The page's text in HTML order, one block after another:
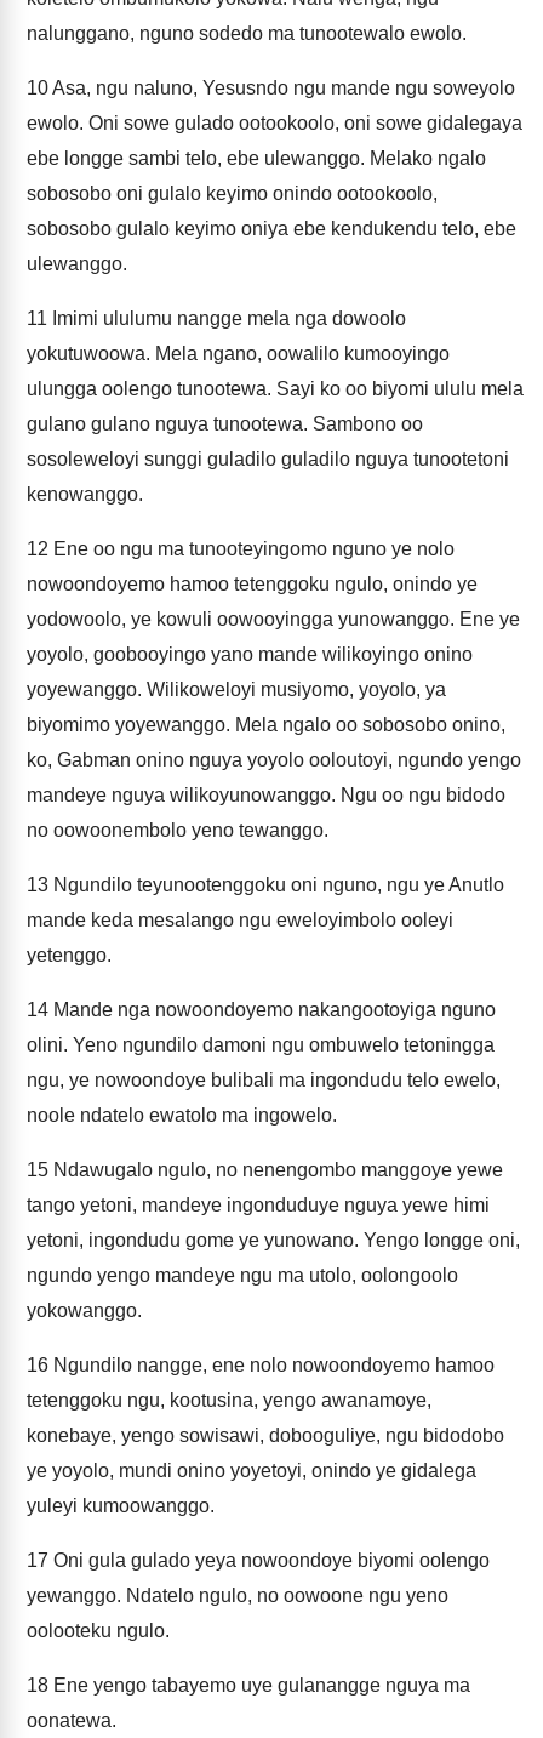
nalunggano, nguno sodedo ma tunootewalo ewolo.
10Asa, ngu naluno, Yesusndo ngu mande ngu soweyolo
ewolo. Oni sowe gulado ootookoolo, oni sowe gidalegaya
ebe longge sambi telo, ebe ulewanggo. Melako ngalo
sobosobo oni gulalo keyimo onindo ootookoolo,
sobosobo gulalo keyimo oniya ebe kendukendu telo, ebe
ulewanggo.
11 Imimi ululumu nangge mela nga dowoolo
yokutuwoowa. Mela ngano, oowalilo kumooyingo
ulungga oolengo tunootewa. Sayi ko oo biyomi ululu mela
gulano gulano nguya tunootewa. Sambono oo
sosoleweloyi sunggi guladilo guladilo nguya tunootetoni
kenowanggo.
12 Ene oo ngu ma tunooteyingomo nguno ye nolo
nowoondoyemo hamoo tetenggoku ngulo, onindo ye
yodowoolo, ye kowuli oowooyingga yunowanggo. Ene ye
yoyolo, goobooyingo yano mande wilikoyingo onino
yoyewanggo. Wilikoweloyi musiyomo, yoyolo, ya
biyomimo yoyewanggo. Mela ngalo oo sobosobo onino,
ko, Gabman onino nguya yoyolo ooloutoyi, ngundo yengo
mandeye nguya wilikoyunowanggo. Ngu oo ngu bidodo
no oowoonembolo yeno tewanggo.
13 Ngundilo teyunootenggoku oni nguno, ngu ye Anutlo
mande keda mesalango ngu eweloyimbolo ooleyi
yetenggo.
14 Mande nga nowoondoyemo nakangootoyiga nguno
olini. Yeno ngundilo damoni ngu ombuwelo tetoningga
ngu, ye nowoondoye bulibali ma ingondudu telo ewelo,
noole ndatelo ewatolo ma ingowelo.
15 Ndawugalo ngulo, no nenengombo manggoye yewe
tango yetoni, mandeye ingonduduye nguya yewe himi
yetoni, ingondudu gome ye yunowano. Yengo longge oni,
ngundo yengo mandeye ngu ma utolo, oolongoolo
yokowanggo.
16 Ngundilo nangge, ene nolo nowoondoyemo hamoo
tetenggoku ngu, kootusina, yengo awanamoye,
konebaye, yengo sowisawi, dobooguliye, ngu bidodobo
ye yoyolo, mundi onino yoyetoyi, onindo ye gidalega
yuleyi kumoowanggo.
17 Oni gula gulado yeya nowoondoye biyomi oolengo
yewanggo. Ndatelo ngulo, no oowoone ngu yeno
oolooteku ngulo.
18 Ene yengo tabayemo uye gulanangge nguya ma
oonatewa.